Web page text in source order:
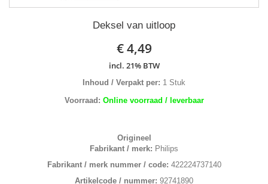
Deksel van uitloop
€ 4,49
incl. 21% BTW
Inhoud / Verpakt per: 1 Stuk
Voorraad: Online voorraad / leverbaar
Origineel
Fabrikant / merk: Philips
Fabrikant / merk nummer / code: 422224737140
Artikelcode / nummer: 92741890